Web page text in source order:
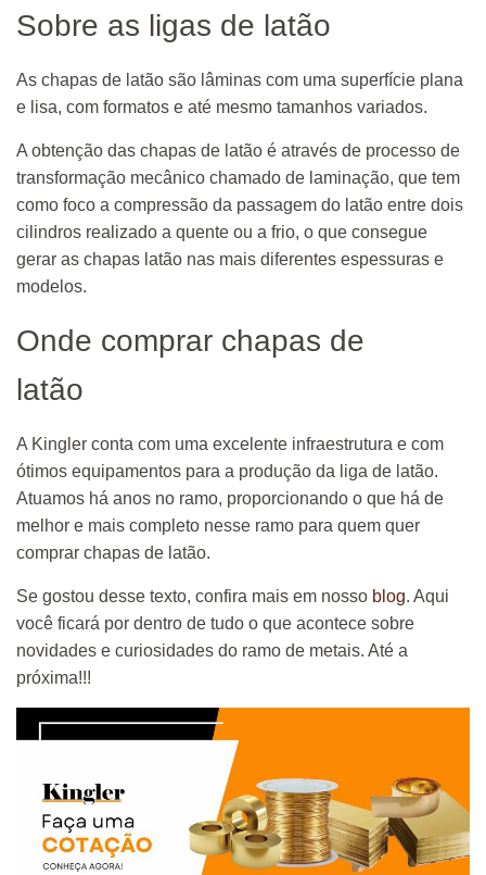
Sobre as ligas de latão
As chapas de latão são lâminas com uma superfície plana
e lisa, com formatos e até mesmo tamanhos variados.
A obtenção das chapas de latão é através de processo de
transformação mecânico chamado de laminação, que tem
como foco a compressão da passagem do latão entre dois
cilindros realizado a quente ou a frio, o que consegue
gerar as chapas latão nas mais diferentes espessuras e
modelos.
Onde comprar chapas de
latão
A Kingler conta com uma excelente infraestrutura e com
ótimos equipamentos para a produção da liga de latão.
Atuamos há anos no ramo, proporcionando o que há de
melhor e mais completo nesse ramo para quem quer
comprar chapas de latão.
Se gostou desse texto, confira mais em nosso blog. Aqui
você ficará por dentro de tudo o que acontece sobre
novidades e curiosidades do ramo de metais. Até a
próxima!!!